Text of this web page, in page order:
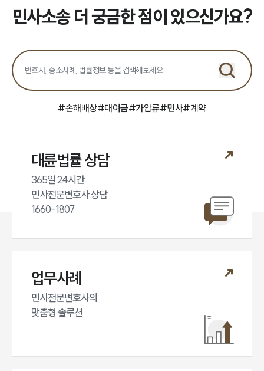
민사그룹 업무
구성원 소개
손해배상 · 민사전문변호사
법률 블로그
민사소송 더 궁금한 점이 있으신가요?
#손해배상#대여금#가압류#민사#계약
대륜법률 상담
365일 24시간
민사전문변호사 상담
1660-1807
업무사례
민사전문변호사의
맞춤형 솔루션